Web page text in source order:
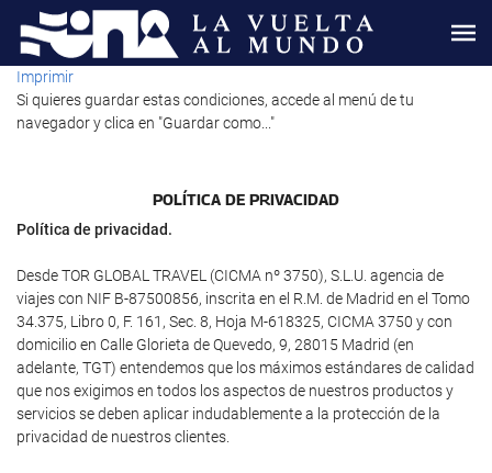
Imprimir
Si quieres guardar estas condiciones, accede al menú de tu
navegador y clica en "Guardar como..."
POLÍTICA DE PRIVACIDAD
Política de privacidad.
Desde TOR GLOBAL TRAVEL (CICMA nº 3750), S.L.U. agencia de
viajes con NIF B-87500856, inscrita en el R.M. de Madrid en el Tomo
34.375, Libro 0, F. 161, Sec. 8, Hoja M-618325, CICMA 3750 y con
domicilio en Calle Glorieta de Quevedo, 9, 28015 Madrid (en
adelante, TGT) entendemos que los máximos estándares de calidad
que nos exigimos en todos los aspectos de nuestros productos y
servicios se deben aplicar indudablemente a la protección de la
privacidad de nuestros clientes.